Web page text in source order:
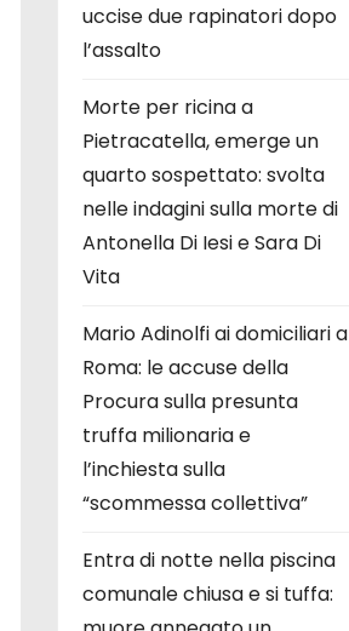
uccise due rapinatori dopo
l’assalto
Morte per ricina a
Pietracatella, emerge un
quarto sospettato: svolta
nelle indagini sulla morte di
Antonella Di Iesi e Sara Di
Vita
Mario Adinolfi ai domiciliari a
Roma: le accuse della
Procura sulla presunta
truffa milionaria e
l’inchiesta sulla
“scommessa collettiva”
Entra di notte nella piscina
comunale chiusa e si tuffa: